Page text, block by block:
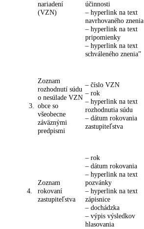
nariadení
(VZN)
účinnosti
– hyperlink na text
navrhovaného znenia
– hyperlink na text
pripomienky
– hyperlink na text
schváleného znenia”
3.
Zoznam
rozhodnutí súdu
o nesúlade VZN
obce so
všeobecne
záväznými
predpismi
– číslo VZN
– rok
– hyperlink na text
rozhodnutia súdu
– dátum rokovania
zastupiteľstva
4.
Zoznam
rokovaní
zastupiteľstva
– rok
– dátum rokovania
– hyperlink na text
pozvánky
– hyperlink na text
zápisnice
– dochádzka
– výpis výsledkov
hlasovania